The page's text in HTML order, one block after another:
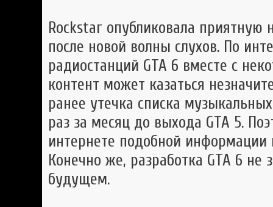
Rockstar опубликовала приятную
после новой волны слухов. По
радиостанций GTA 6 вместе с
контент может казаться
ранее утечка списка
раз за месяц до выхода GTA 5.
интернете подобной информации
Конечно же, разработка GTA 6
будущем.